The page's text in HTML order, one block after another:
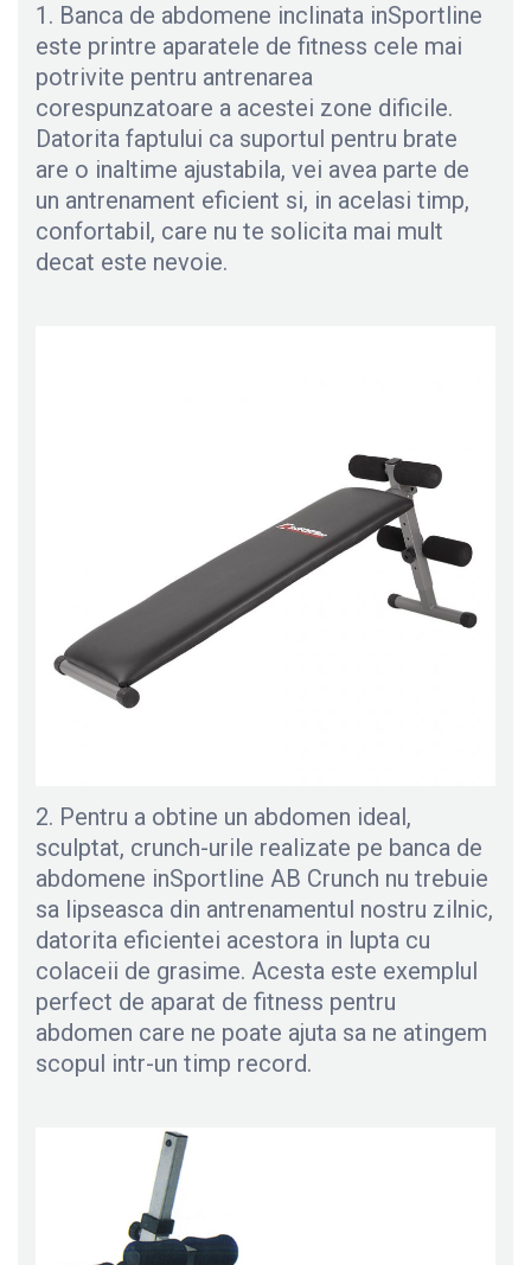
1. Banca de abdomene inclinata inSportline
este printre aparatele de fitness cele mai
potrivite pentru antrenarea
corespunzatoare a acestei zone dificile.
Datorita faptului ca suportul pentru brate
are o inaltime ajustabila, vei avea parte de
un antrenament eficient si, in acelasi timp,
confortabil, care nu te solicita mai mult
decat este nevoie.
2. Pentru a obtine un abdomen ideal,
sculptat, crunch-urile realizate pe banca de
abdomene inSportline AB Crunch nu trebuie
sa lipseasca din antrenamentul nostru zilnic,
datorita eficientei acestora in lupta cu
colaceii de grasime. Acesta este exemplul
perfect de aparat de fitness pentru
abdomen care ne poate ajuta sa ne atingem
scopul intr-un timp record.